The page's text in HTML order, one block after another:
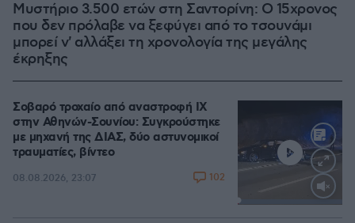
Μυστήριο 3.500 ετών στη Σαντορίνη: Ο 15χρονος
που δεν πρόλαβε να ξεφύγει από το τσουνάμι
μπορεί ν' αλλάξει τη χρονολογία της μεγάλης
έκρηξης
Σοβαρό τροχαίο από αναστροφή ΙΧ
στην Αθηνών-Σουνίου: Συγκρούστηκε
με μηχανή της ΔΙΑΣ, δύο αστυνομικοί
τραυματίες, βίντεο
08.08.2026, 23:07 102